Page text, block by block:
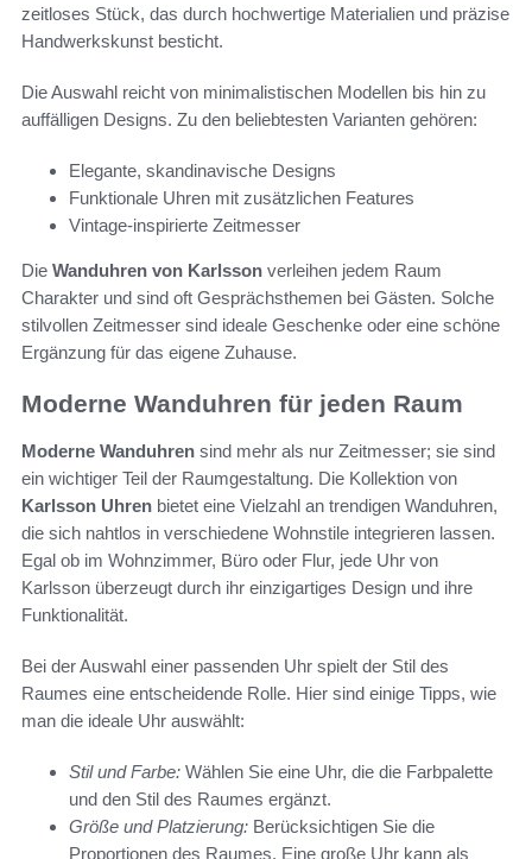
zeitloses Stück, das durch hochwertige Materialien und präzise
Handwerkskunst besticht.
Die Auswahl reicht von minimalistischen Modellen bis hin zu
auffälligen Designs. Zu den beliebtesten Varianten gehören:
Elegante, skandinavische Designs
Funktionale Uhren mit zusätzlichen Features
Vintage-inspirierte Zeitmesser
Die Wanduhren von Karlsson verleihen jedem Raum
Charakter und sind oft Gesprächsthemen bei Gästen. Solche
stilvollen Zeitmesser sind ideale Geschenke oder eine schöne
Ergänzung für das eigene Zuhause.
Moderne Wanduhren für jeden Raum
Moderne Wanduhren sind mehr als nur Zeitmesser; sie sind
ein wichtiger Teil der Raumgestaltung. Die Kollektion von
Karlsson Uhren bietet eine Vielzahl an trendigen Wanduhren,
die sich nahtlos in verschiedene Wohnstile integrieren lassen.
Egal ob im Wohnzimmer, Büro oder Flur, jede Uhr von
Karlsson überzeugt durch ihr einzigartiges Design und ihre
Funktionalität.
Bei der Auswahl einer passenden Uhr spielt der Stil des
Raumes eine entscheidende Rolle. Hier sind einige Tipps, wie
man die ideale Uhr auswählt:
Stil und Farbe: Wählen Sie eine Uhr, die die Farbpalette
und den Stil des Raumes ergänzt.
Größe und Platzierung: Berücksichtigen Sie die
Proportionen des Raumes. Eine große Uhr kann als